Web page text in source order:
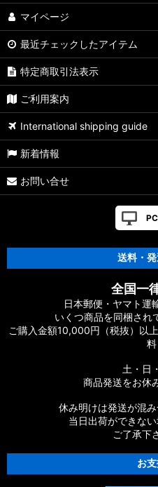
マイページ
最近チェックしたアイテム
特定商取引法表示
ご利用案内
International shipping guide
新着情報
お問い合せ
送料・発
全国一
日本郵便・ヤマト運
いくつ商品を同梱され
ご購入金額10,000円（税抜）以
料
土・日
商品発送をお休
休み明けは発送が混み
当日出荷ができない
ご了承下
お支